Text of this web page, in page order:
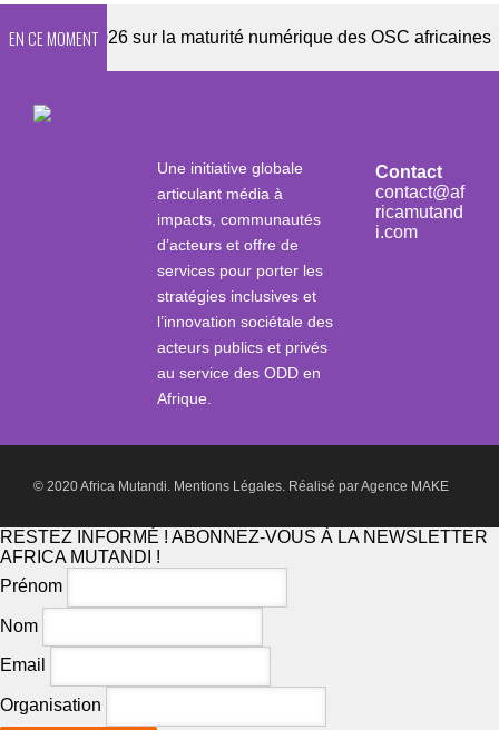
EN CE MOMENT
2026 sur la maturité numérique des OSC africaines
Une initiative globale
articulant média à
impacts, communautés
d’acteurs et offre de
services pour porter les
stratégies inclusives et
l’innovation sociétale des
acteurs publics et privés
au service des ODD en
Afrique.
Contact
contact@af
ricamutand
i.com
© 2020 Africa Mutandi. Mentions Légales. Réalisé parAgence MAKE
RESTEZ INFORMÉ ! ABONNEZ-VOUS À LA NEWSLETTER
AFRICA MUTANDI !
Prénom
Nom
Email
Organisation